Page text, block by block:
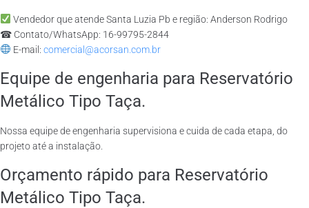
Vendedor que atende Santa Luzia Pb e região: Anderson Rodrigo
☎ Contato/WhatsApp: 16-99795-2844
E-mail: comercial@acorsan.com.br
Equipe de engenharia para Reservatório
Metálico Tipo Taça.
Nossa equipe de engenharia supervisiona e cuida de cada etapa, do
projeto até a instalação.
Orçamento rápido para Reservatório
Metálico Tipo Taça.